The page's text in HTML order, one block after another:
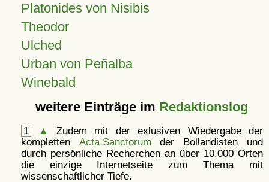
Platonides von Nisibis
Theodor
Ulched
Urban von Peñalba
Winebald
weitere Einträge im Redaktionslog
1 ▲
Zudem mit der exlusiven Wiedergabe der
kompletten Acta Sanctorum der Bollandisten und
durch persönliche Recherchen an über 10.000 Orten
die einzige Internetseite zum Thema mit
wissenschaftlicher Tiefe.